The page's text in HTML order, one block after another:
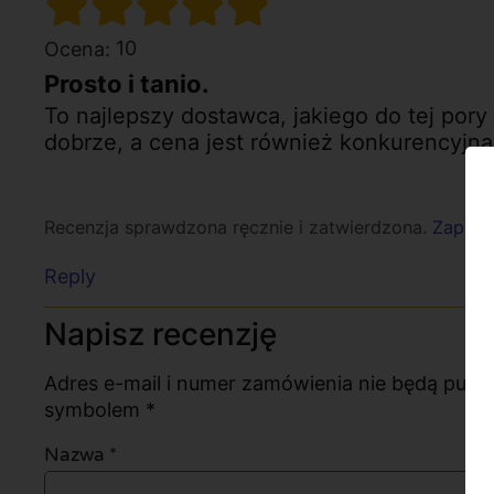
Ocena: 10
Prosto i tanio.
To najlepszy dostawca, jakiego do tej
dobrze, a cena jest również
Recenzja sprawdzona ręcznie i zatwierdzona.
Reply
Napisz recenzję
Adres e-mail i numer zamówienia nie będą
symbolem *
Nazwa *